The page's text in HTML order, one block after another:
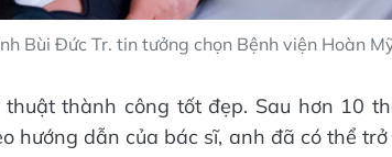
Bùi Đức Tr. tin tưởng chọn Bệnh viện Hoàn
thuật thành công tốt đẹp. Sau hơn 10
hướng dẫn của bác sĩ, anh đã có thể